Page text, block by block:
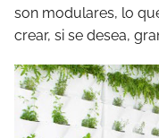
son modulares, lo
crear, si se desea,